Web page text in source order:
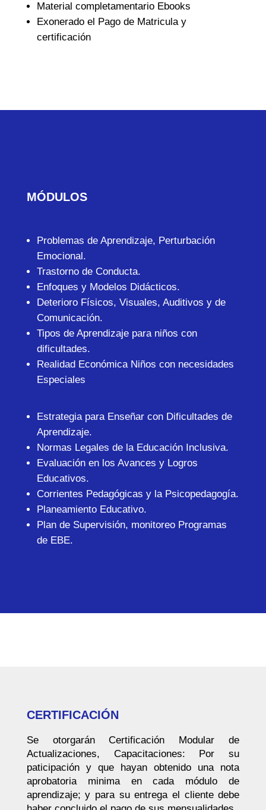
Material completamentario Ebooks
Exonerado el Pago de Matricula y
certificación
MÓDULOS
Problemas de Aprendizaje, Perturbación
Emocional.
Trastorno de Conducta.
Enfoques y Modelos Didácticos.
Deterioro Físicos, Visuales, Auditivos y de
Comunicación.
Tipos de Aprendizaje para niños con
dificultades.
Realidad Económica Niños con necesidades
Especiales
Estrategia para Enseñar con Dificultades de
Aprendizaje.
Normas Legales de la Educación Inclusiva.
Evaluación en los Avances y Logros
Educativos.
Corrientes Pedagógicas y la Psicopedagogía.
Planeamiento Educativo.
Plan de Supervisión, monitoreo Programas
de EBE.
CERTIFICACIÓN
Se otorgarán Certificación Modular de
Actualizaciones, Capacitaciones: Por su
paticipación y que hayan obtenido una nota
aprobatoria minima en cada módulo de
aprendizaje; y para su entrega el cliente debe